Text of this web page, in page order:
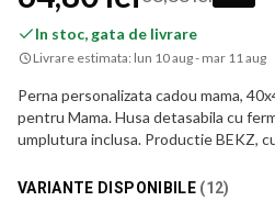
In stoc, gata de livrare
Livrare estimata: lun 10 aug - mar 11 aug
Perna personalizata cadou mama,
pentru Mama. Husa detasabila cu
umplutura inclusa. Productie BEKZ,
VARIANTE DISPONIBILE (12)